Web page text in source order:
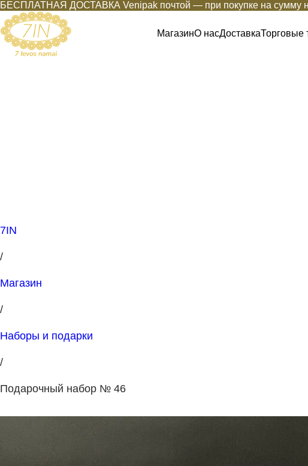
БЕСПЛАТНАЯ ДОСТАВКА Venipak почтой — при покупке на сумму
МагазинО насДоставкаТорговые
7IN
/
Магазин
/
Наборы и подарки
/
Подарочный набор № 46